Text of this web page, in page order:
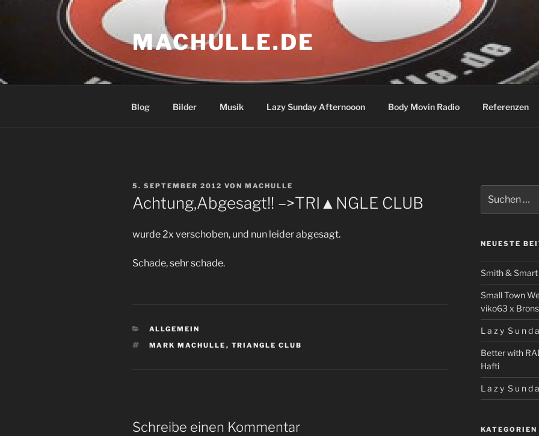
MACHULLE.DE
Blog Bilder Musik Lazy Sunday Afternooon Body Movin Radio Referenzen
VERÖFFENTLICHT
AM
5. SEPTEMBER 2012 VON MACHULLE
Achtung,Abgesagt!! –>TRI▲NGLE CLUB
wurde 2x verschoben, und nun leider abgesagt.
Schade, sehr schade.
KATEGORIEN
ALLGEMEIN
SCHLAGWÖRTER
MARK MACHULLE , TRIANGLE CLUB
Schreibe einen Kommentar
nach:
NEUESTE
Smith & Smart
Small Town
viko63 x
L a z y S u n d
Better with
Hafti
L a z y S u n d
KATEGORIEN